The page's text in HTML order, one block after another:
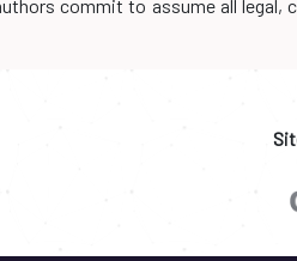
commit to assume all